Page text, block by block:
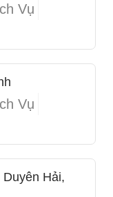
Vụ
Vụ
Hải,